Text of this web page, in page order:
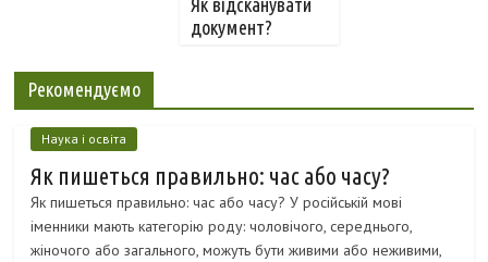
документ?
Рекомендуємо
Наука і освіта
Як пишеться правильно: час або часу?
Як пишеться правильно: час або часу? У російській мові
іменники мають категорію роду: чоловічого, середнього,
жіночого або загального, можуть бути живими або неживими,